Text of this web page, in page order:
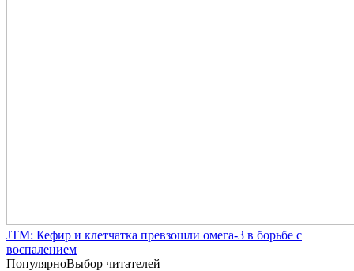
JTM: Кефир и клетчатка превзошли омега-3 в борьбе с
воспалением
ПопулярноВыбор читателей